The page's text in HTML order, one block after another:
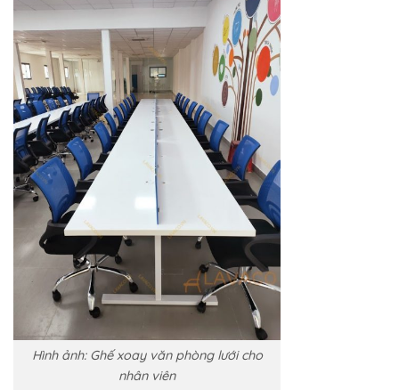
Hình ảnh: Ghế xoay văn phòng lưới cho
nhân viên